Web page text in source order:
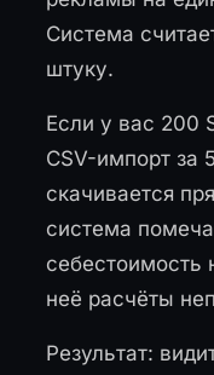
Система
штуку.
Если у вас 200
CSV-импорт за
скачивается
система
себестоимость
неё расчёты
Результат: